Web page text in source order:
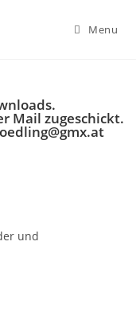
Menu
Mail zugeschickt.
und